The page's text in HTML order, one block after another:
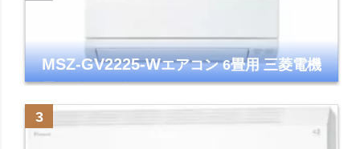
MSZ-GV2225-Wエアコン 6畳用 三菱電機
霧ヶ峰 2025年モデル GVシリーズ ピュアホ
ワイト 清潔 除湿 単相100V